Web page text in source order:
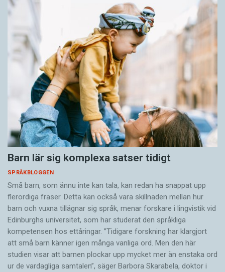
Barn lär sig komplexa satser tidigt
SPRÅKBLOGGEN
Små barn, som ännu inte kan tala, kan redan ha snappat upp
flerordiga fraser. Detta kan också vara skillnaden mellan hur
barn och vuxna tillägnar sig språk, menar forskare i lingvistik vid
Edinburghs universitet, som har studerat den språkliga
kompetensen hos ettåringar. ”Tidigare forskning har klargjort
att små barn känner igen många vanliga ord. Men den här
studien visar att barnen plockar upp mycket mer än enstaka ord
ur de vardagliga samtalen”, säger Barbora Skarabela, doktor i